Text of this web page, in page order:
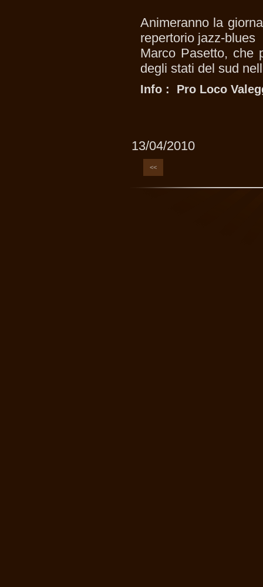
Animeranno la
repertorio jazz-
Marco Pasetto, che
degli stati del sud
Info : Pro Loco
13/04/2010
<<